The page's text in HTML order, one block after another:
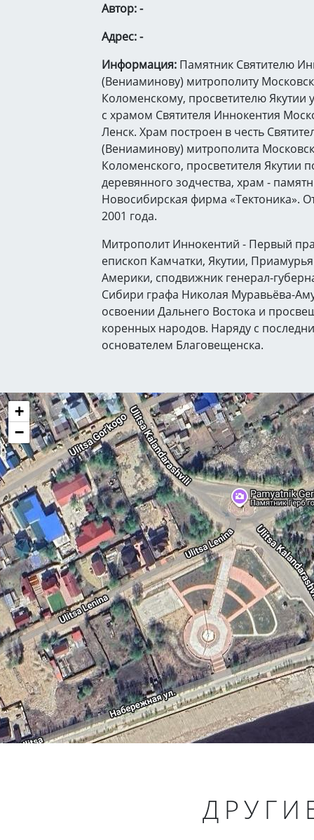
Автор: -
Адрес: -
Информация: Памятник Святителю
(Вениаминову) митрополиту
Коломенскому, просветителю Якутии
с храмом Святителя Иннокентия
Ленск. Храм построен в честь
(Вениаминову) митрополита
Коломенского, просветителя Якутии
деревянного зодчества, храм -
Новосибирская фирма «Тектоника».
2001 года.
Митрополит Иннокентий - Первый
епископ Камчатки, Якутии,
Америки, сподвижник генерал-
Сибири графа Николая Муравьёва-
освоении Дальнего Востока и
коренных народов. Наряду с
основателем Благовещенска.
+
−